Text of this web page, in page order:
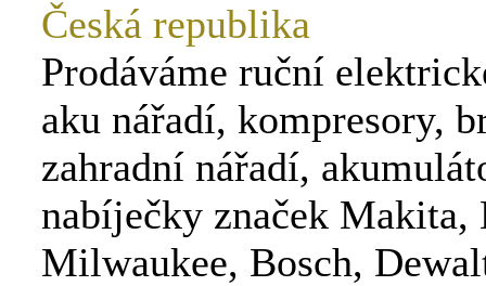
Česká republika
Prodáváme ruční
aku nářadí, kompresory,
zahradní nářadí,
nabíječky značek Makita,
Milwaukee, Bosch,